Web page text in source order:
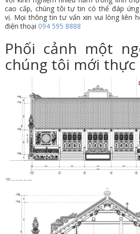
cao cấp, chúng tôi tự tin có thể đáp
vị. Mọi thông tin tư vấn xin vui lòng liên
điện thoại 094 595 8888
Phối cảnh một
chúng tôi mới thực